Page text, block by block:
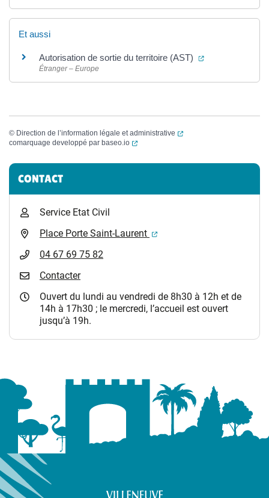
Et aussi
Autorisation de sortie du territoire (AST) (ouverture dans
Étranger – Europe
© Direction de l’information légale et administrative
(ouverture dans un
comarquage developpé par baseo.io (ouverture dans un nouvel onglet)
Informations complémentaires
CONTACT
Service Etat Civil
Place Porte Saint-Laurent
(ouverture dans un
04 67 69 75 82
Contacter
Ouvert du lundi au vendredi de 8h30 à 12h et de
14h à 17h30 ; le mercredi, l’accueil est ouvert
jusqu’à 19h.